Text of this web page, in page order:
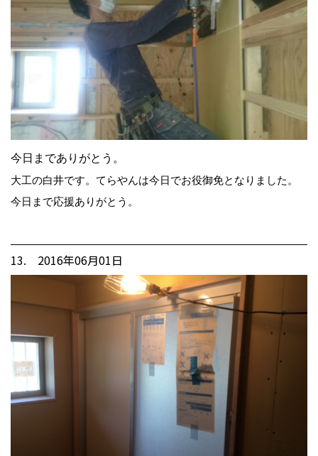
今日までありがとう。
大工の白井です。てらやんは今日でお役御免となりました。
今日まで応援ありがとう。
13. 2016年06月01日